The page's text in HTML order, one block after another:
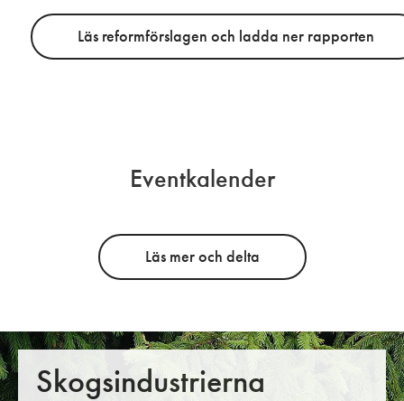
Läs reformförslagen och ladda ner rapporten
Eventkalender
Läs mer och delta
Skogsindustrierna